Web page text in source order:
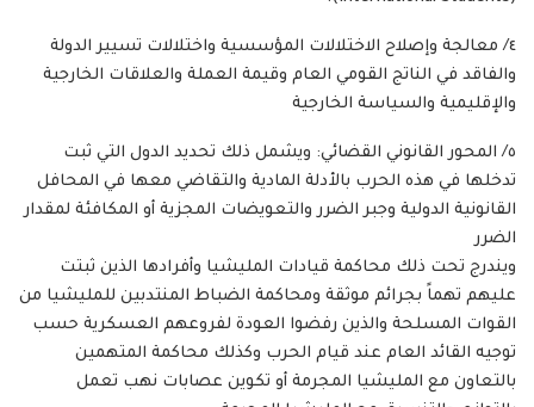
٤/ معالجة وإصلاح الاختلالات المؤسسية واختلالات تسيير الدولة
والفاقد في الناتج القومي العام وقيمة العملة والعلاقات الخارجية
والإقليمية والسياسة الخارجية
٥/ المحور القانوني القضائي: ويشمل ذلك تحديد الدول التي ثبت
تدخلها في هذه الحرب بالأدلة المادية والتقاضي معها في المحافل
القانونية الدولية وجبر الضرر والتعويضات المجزية أو المكافئة لمقدار
الضرر
ويندرج تحت ذلك محاكمة قيادات المليشيا وأفرادها الذين ثبتت
عليهم تهماً بجرائم موثقة ومحاكمة الضباط المنتدبين للمليشيا من
القوات المسلحة والذين رفضوا العودة لفروعهم العسكرية حسب
توجيه القائد العام عند قيام الحرب وكذلك محاكمة المتهمين
بالتعاون مع المليشيا المجرمة أو تكوين عصابات نهب تعمل